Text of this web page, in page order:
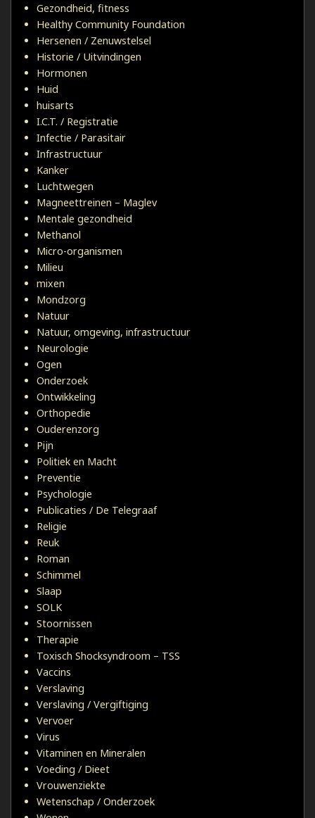
Gezondheid, fitness
Healthy Community Foundation
Hersenen / Zenuwstelsel
Historie / Uitvindingen
Hormonen
Huid
huisarts
I.C.T. / Registratie
Infectie / Parasitair
Infrastructuur
Kanker
Luchtwegen
Magneettreinen – Maglev
Mentale gezondheid
Methanol
Micro-organismen
Milieu
mixen
Mondzorg
Natuur
Natuur, omgeving, infrastructuur
Neurologie
Ogen
Onderzoek
Ontwikkeling
Orthopedie
Ouderenzorg
Pijn
Politiek en Macht
Preventie
Psychologie
Publicaties / De Telegraaf
Religie
Reuk
Roman
Schimmel
Slaap
SOLK
Stoornissen
Therapie
Toxisch Shocksyndroom – TSS
Vaccins
Verslaving
Verslaving / Vergiftiging
Vervoer
Virus
Vitaminen en Mineralen
Voeding / Dieet
Vrouwenziekte
Wetenschap / Onderzoek